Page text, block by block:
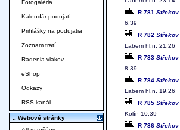
R 781 Střekov
6.39
R 782 Střekov
Labem hl.n. 21.26
R 783 Střekov
8.39
R 784 Střekov
Labem hl.n. 19.26
R 785 Střekov
Kolín 10.39
R 786 Střekov
Fotogaléria
Kalendár podujatí
Prihlášky na podujatia
Zoznam tratí
Radenia vlakov
eShop
Odkazy
RSS kanál
:. Webové stránky